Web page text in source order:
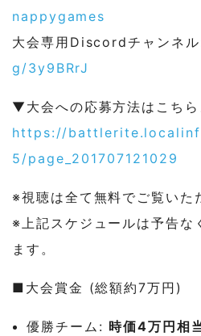
nappygames
大会専用Discordチャンネ
g/3y9BRrJ
▼大会への応募方法はこちら
https://
5/page_ 201707121029
※視聴は全て無料でご覧いた
※上記スケジュールは予告な
ます。
■大会賞金 (総額約7万円)
優勝チーム: 時価4万円相